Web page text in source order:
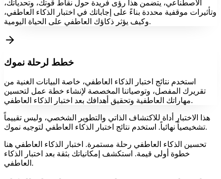
الاصطناعي، يتضمن هذا رؤى فريدة حول نقاط قوتك، وتحدياتك،
وتأثيرات موقفية محددة بناءً على إجاباتك في اختبار الذكاء العاطفي،
وكيف يؤثر ذكاؤك العاطفي على الحياة اليومية.
خطط لرحلة نموك
استخدم نتائج اختبار الذكاء العاطفي، خاصة البيانات الغنية من
تقريرك المفصل، وتوصياتنا المخصصة لإنشاء خطة عمل لتحسين
مهاراتك العاطفية وتحقيق أهدافك بعد اختبار الذكاء العاطفي.
هذا الاختبار أداة للاكتشاف الذاتي والتطوير الشخصي، وليس تقييماً
تشخيصياً نهائياً. استخدم نتائج اختبار الذكاء العاطفي لتوجيه نموك.
تحسين الذكاء العاطفي رحلة مستمرة. اختبار الذكاء العاطفي هنا
خطوة أولى قيمة. استكشف إمكانياتك بثقة بعد اختبار الذكاء
العاطفي.